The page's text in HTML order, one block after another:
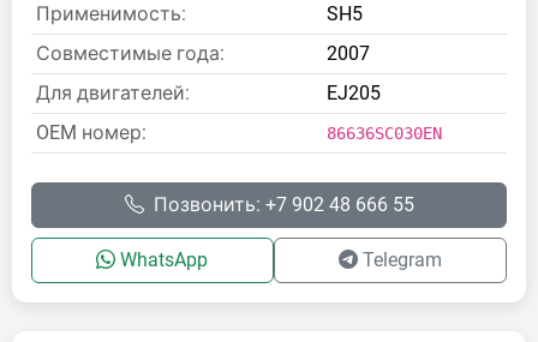
Применимость:
SH5
Совместимые года:
2007
Для двигателей:
EJ205
OEM номер:
86636SC030EN
Позвонить: +7 902 48 666 55
WhatsApp Telegram